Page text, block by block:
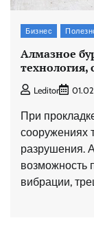
Бизнес
Алмазное
Leditor
При
сооружениях
разрушения.
возможность
вибрации,